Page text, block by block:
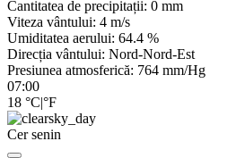
Cantitatea de precipitații: 0 mm
Viteza vântului: 4 m/s
Umiditatea aerului: 64.4 %
Direcția vântului: Nord-Nord-Est
Presiunea atmosferică: 764 mm/Hg
07:00
18 °C|°F
Cer senin